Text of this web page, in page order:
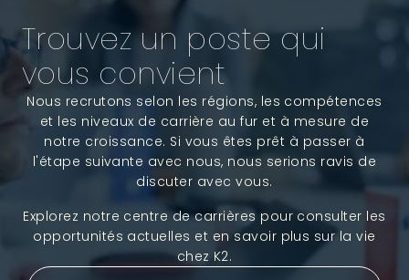
Trouvez un poste qui
vous convient
Nous recrutons selon les régions, les compétences
et les niveaux de carrière au fur et à mesure de
notre croissance. Si vous êtes prêt à passer à
l'étape suivante avec nous, nous serions ravis de
discuter avec vous.
Explorez notre centre de carrières pour consulter les
opportunités actuelles et en savoir plus sur la vie
chez K2.